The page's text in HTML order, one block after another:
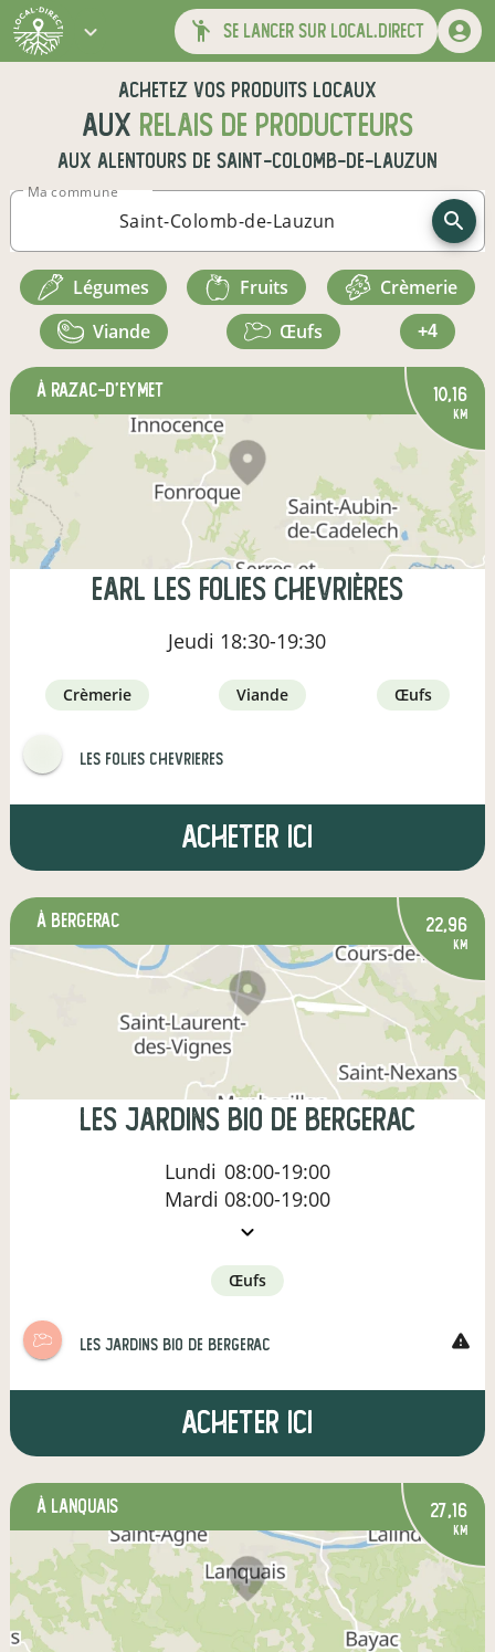
se lancer sur local.direct
Achetez vos produits locaux
aux relais de producteurs
aux alentours de Saint-Colomb-de-Lauzun
Ma commune
légumes fruits
crèmerie
viande
œufs +4
à Razac-d'Eymet 10,16
km
EARL Les Folies Chevrières
Jeudi 18:30-19:30
crèmerie viande œufs
les folies chevrieres
Acheter ici
à Bergerac 22,96
km
les jardins bio de bergerac
Lundi 08:00-19:00
Mardi 08:00-19:00
œufs
les jardins bio de bergerac warning
Acheter ici
à Lanquais 27,16
km